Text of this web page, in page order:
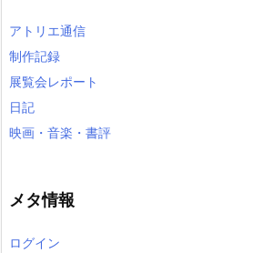
アトリエ通信
制作記録
展覧会レポート
日記
映画・音楽・書評
メタ情報
ログイン